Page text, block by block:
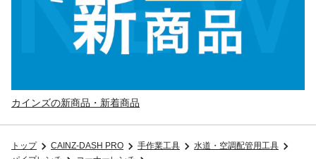
カインズの新商品・新着商品
トップ CAINZ-DASH PRO 手作業工具
水道・空調配管用工具